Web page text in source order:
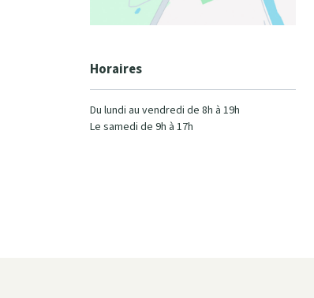
Horaires
Du lundi au vendredi de 8h à 19h
Le samedi de 9h à 17h